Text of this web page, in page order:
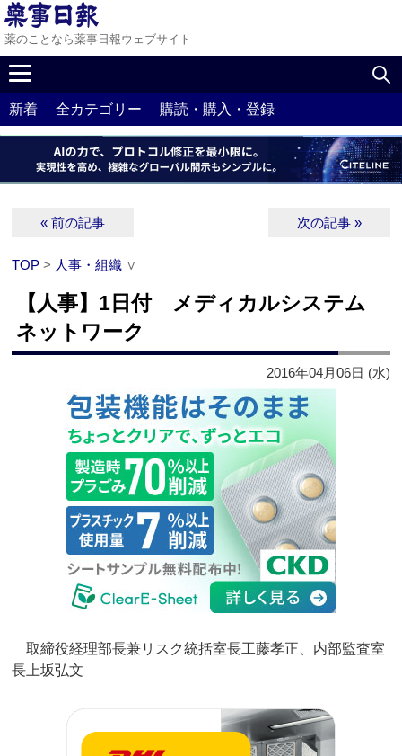
薬のことなら薬事日報ウェブサイト
新着 全カテゴリー 購読・購入・登録
« 前の記事 次の記事 »
TOP > 人事・組織 ∨
【人事】1日付 メディカルシステム
ネットワーク
2016年04月06日 (水)
取締役経理部長兼リスク統括室長工藤孝正、内部監査室
長上坂弘文